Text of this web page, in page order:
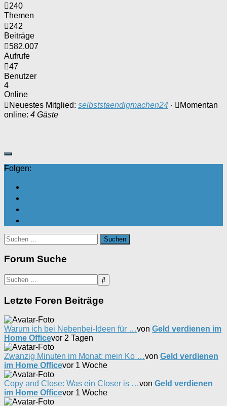
240
Themen
242
Beiträge
582.007
Aufrufe
47
Benutzer
4
Online
Neuestes Mitglied: selbststaendigmachen24 ·
Momentan
online: 4 Gäste
Folgen:
Suchen
nach:
Forum Suche
Letzte Foren Beiträge
Warum ich bei Nebenbei-Ideen für …von Geld verdienen im
Home Officevor 2 Tagen
Zwanzig Minuten im Monat: mein Ko …von Geld verdienen
im Home Officevor 1 Woche
Copy and Close: Was ein Closer is …von Geld verdienen
im Home Officevor 1 Woche